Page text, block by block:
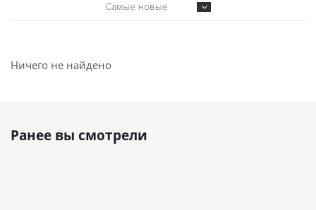
Самые новые
Ничего не найдено
Ранее вы смотрели